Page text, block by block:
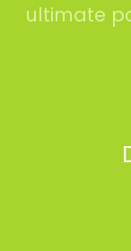
ultimate